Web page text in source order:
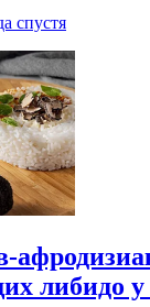
спустя
либидо